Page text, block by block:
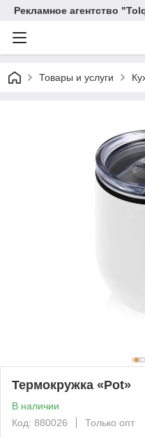
Рекламное агентство
Товары и услуги
Термокружка «Pot»
В наличии
Код: 880026
Только опт